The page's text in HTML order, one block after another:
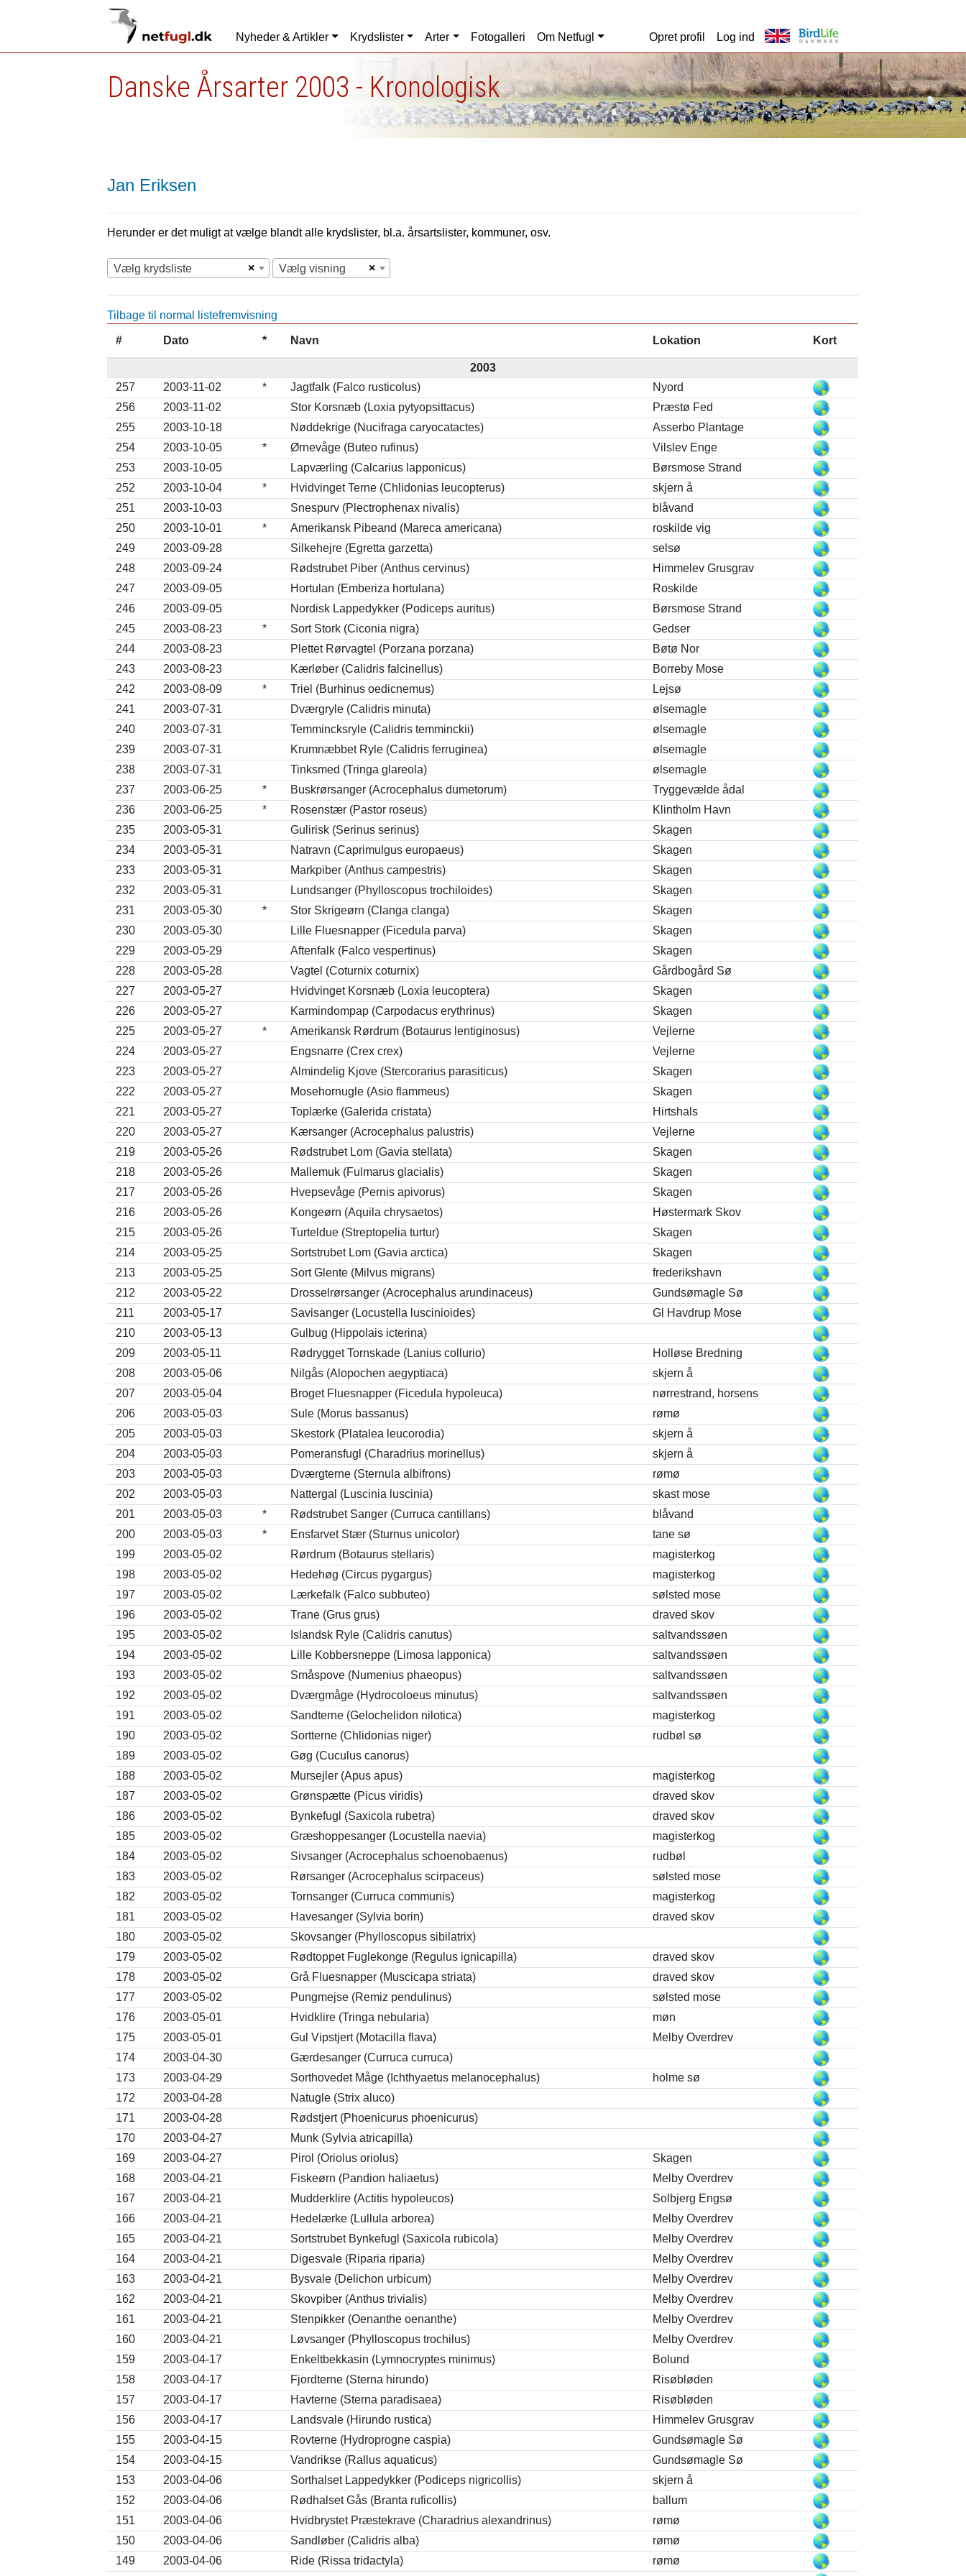
Nyheder & Artikler Krydslister Arter Fotogalleri Om Netfugl Opret profil Log ind
Danske Årsarter 2003 - Kronologisk
Jan Eriksen
Herunder er det muligt at vælge blandt alle krydslister, bl.a. årsartslister, kommuner, osv.
×
Vælg krydsliste ×
Vælg visning
Tilbage til normal listefremvisning
# Dato * Navn Lokation Kort
2003
257
2003-11-02 * Jagtfalk (Falco rusticolus)
Nyord
256
2003-11-02 Stor Korsnæb (Loxia pytyopsittacus)
Præstø Fed
255
2003-10-18 Nøddekrige (Nucifraga caryocatactes)
Asserbo Plantage
254
2003-10-05 * Ørnevåge (Buteo rufinus)
Vilslev Enge
253
2003-10-05 Lapværling (Calcarius lapponicus)
Børsmose Strand
252
2003-10-04 * Hvidvinget Terne (Chlidonias leucopterus)
skjern å
251
2003-10-03 Snespurv (Plectrophenax nivalis)
blåvand
250
2003-10-01 * Amerikansk Pibeand (Mareca americana)
roskilde vig
249
2003-09-28 Silkehejre (Egretta garzetta)
selsø
248
2003-09-24 Rødstrubet Piber (Anthus cervinus)
Himmelev Grusgrav
247
2003-09-05 Hortulan (Emberiza hortulana)
Roskilde
246
2003-09-05 Nordisk Lappedykker (Podiceps auritus)
Børsmose Strand
245
2003-08-23 * Sort Stork (Ciconia nigra)
Gedser
244
2003-08-23 Plettet Rørvagtel (Porzana porzana)
Bøtø Nor
243
2003-08-23 Kærløber (Calidris falcinellus)
Borreby Mose
242
2003-08-09 * Triel (Burhinus oedicnemus)
Lejsø
241
2003-07-31 Dværgryle (Calidris minuta)
ølsemagle
240
2003-07-31 Temmincksryle (Calidris temminckii)
ølsemagle
239
2003-07-31 Krumnæbbet Ryle (Calidris ferruginea)
ølsemagle
238
2003-07-31 Tinksmed (Tringa glareola)
ølsemagle
237
2003-06-25 * Buskrørsanger (Acrocephalus dumetorum)
Tryggevælde ådal
236
2003-06-25 * Rosenstær (Pastor roseus)
Klintholm Havn
235
2003-05-31 Gulirisk (Serinus serinus)
Skagen
234
2003-05-31 Natravn (Caprimulgus europaeus)
Skagen
233
2003-05-31 Markpiber (Anthus campestris)
Skagen
232
2003-05-31 Lundsanger (Phylloscopus trochiloides)
Skagen
231
2003-05-30 * Stor Skrigeørn (Clanga clanga)
Skagen
230
2003-05-30 Lille Fluesnapper (Ficedula parva)
Skagen
229
2003-05-29 Aftenfalk (Falco vespertinus)
Skagen
228
2003-05-28 Vagtel (Coturnix coturnix)
Gårdbogård Sø
227
2003-05-27 Hvidvinget Korsnæb (Loxia leucoptera)
Skagen
226
2003-05-27 Karmindompap (Carpodacus erythrinus)
Skagen
225
2003-05-27 * Amerikansk Rørdrum (Botaurus lentiginosus)
Vejlerne
224
2003-05-27 Engsnarre (Crex crex)
Vejlerne
223
2003-05-27 Almindelig Kjove (Stercorarius parasiticus)
Skagen
222
2003-05-27 Mosehornugle (Asio flammeus)
Skagen
221
2003-05-27 Toplærke (Galerida cristata)
Hirtshals
220
2003-05-27 Kærsanger (Acrocephalus palustris)
Vejlerne
219
2003-05-26 Rødstrubet Lom (Gavia stellata)
Skagen
218
2003-05-26 Mallemuk (Fulmarus glacialis)
Skagen
217
2003-05-26 Hvepsevåge (Pernis apivorus)
Skagen
216
2003-05-26 Kongeørn (Aquila chrysaetos)
Høstermark Skov
215
2003-05-26 Turteldue (Streptopelia turtur)
Skagen
214
2003-05-25 Sortstrubet Lom (Gavia arctica)
Skagen
213
2003-05-25 Sort Glente (Milvus migrans)
frederikshavn
212
2003-05-22 Drosselrørsanger (Acrocephalus arundinaceus)
Gundsømagle Sø
211
2003-05-17 Savisanger (Locustella luscinioides)
Gl Havdrup Mose
210
2003-05-13
Gulbug (Hippolais icterina)
209
2003-05-11 Rødrygget Tornskade (Lanius collurio)
Holløse Bredning
208
2003-05-06 Nilgås (Alopochen aegyptiaca)
skjern å
207
2003-05-04 Broget Fluesnapper (Ficedula hypoleuca)
nørrestrand, horsens
206
2003-05-03 Sule (Morus bassanus)
rømø
205
2003-05-03 Skestork (Platalea leucorodia)
skjern å
204
2003-05-03 Pomeransfugl (Charadrius morinellus)
skjern å
203
2003-05-03 Dværgterne (Sternula albifrons)
rømø
202
2003-05-03 Nattergal (Luscinia luscinia)
skast mose
201
2003-05-03 * Rødstrubet Sanger (Curruca cantillans)
blåvand
200
2003-05-03 * Ensfarvet Stær (Sturnus unicolor)
tane sø
199
2003-05-02 Rørdrum (Botaurus stellaris)
magisterkog
198
2003-05-02 Hedehøg (Circus pygargus)
magisterkog
197
2003-05-02 Lærkefalk (Falco subbuteo)
sølsted mose
196
2003-05-02 Trane (Grus grus)
draved skov
195
2003-05-02 Islandsk Ryle (Calidris canutus)
saltvandssøen
194
2003-05-02 Lille Kobbersneppe (Limosa lapponica)
saltvandssøen
193
2003-05-02 Småspove (Numenius phaeopus)
saltvandssøen
192
2003-05-02 Dværgmåge (Hydrocoloeus minutus)
saltvandssøen
191
2003-05-02 Sandterne (Gelochelidon nilotica)
magisterkog
190
2003-05-02 Sortterne (Chlidonias niger)
rudbøl sø
189
2003-05-02
Gøg (Cuculus canorus)
188
2003-05-02 Mursejler (Apus apus)
magisterkog
187
2003-05-02 Grønspætte (Picus viridis)
draved skov
186
2003-05-02 Bynkefugl (Saxicola rubetra)
draved skov
185
2003-05-02 Græshoppesanger (Locustella naevia)
magisterkog
184
2003-05-02 Sivsanger (Acrocephalus schoenobaenus)
rudbøl
183
2003-05-02 Rørsanger (Acrocephalus scirpaceus)
sølsted mose
182
2003-05-02 Tornsanger (Curruca communis)
magisterkog
181
2003-05-02 Havesanger (Sylvia borin)
draved skov
180
2003-05-02
Skovsanger (Phylloscopus sibilatrix)
179
2003-05-02 Rødtoppet Fuglekonge (Regulus ignicapilla)
draved skov
178
2003-05-02 Grå Fluesnapper (Muscicapa striata)
draved skov
177
2003-05-02 Pungmejse (Remiz pendulinus)
sølsted mose
176
2003-05-01 Hvidklire (Tringa nebularia)
møn
175
2003-05-01 Gul Vipstjert (Motacilla flava)
Melby Overdrev
174
2003-04-30
Gærdesanger (Curruca curruca)
173
2003-04-29 Sorthovedet Måge (Ichthyaetus melanocephalus)
holme sø
172
2003-04-28
Natugle (Strix aluco)
171
2003-04-28
Rødstjert (Phoenicurus phoenicurus)
170
2003-04-27
Munk (Sylvia atricapilla)
169
2003-04-27 Pirol (Oriolus oriolus)
Skagen
168
2003-04-21 Fiskeørn (Pandion haliaetus)
Melby Overdrev
167
2003-04-21 Mudderklire (Actitis hypoleucos)
Solbjerg Engsø
166
2003-04-21 Hedelærke (Lullula arborea)
Melby Overdrev
165
2003-04-21 Sortstrubet Bynkefugl (Saxicola rubicola)
Melby Overdrev
164
2003-04-21 Digesvale (Riparia riparia)
Melby Overdrev
163
2003-04-21 Bysvale (Delichon urbicum)
Melby Overdrev
162
2003-04-21 Skovpiber (Anthus trivialis)
Melby Overdrev
161
2003-04-21 Stenpikker (Oenanthe oenanthe)
Melby Overdrev
160
2003-04-21 Løvsanger (Phylloscopus trochilus)
Melby Overdrev
159
2003-04-17 Enkeltbekkasin (Lymnocryptes minimus)
Bolund
158
2003-04-17 Fjordterne (Sterna hirundo)
Risøbløden
157
2003-04-17 Havterne (Sterna paradisaea)
Risøbløden
156
2003-04-17 Landsvale (Hirundo rustica)
Himmelev Grusgrav
155
2003-04-15 Rovterne (Hydroprogne caspia)
Gundsømagle Sø
154
2003-04-15 Vandrikse (Rallus aquaticus)
Gundsømagle Sø
153
2003-04-06 Sorthalset Lappedykker (Podiceps nigricollis)
skjern å
152
2003-04-06 Rødhalset Gås (Branta ruficollis)
ballum
151
2003-04-06 Hvidbrystet Præstekrave (Charadrius alexandrinus)
rømø
150
2003-04-06 Sandløber (Calidris alba)
rømø
149
2003-04-06 Ride (Rissa tridactyla)
rømø